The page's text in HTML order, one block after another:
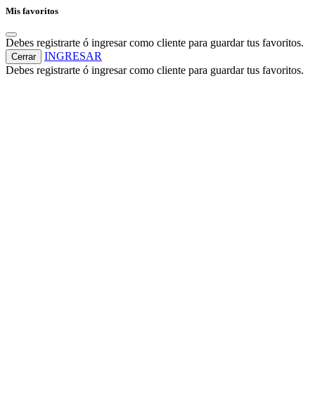
Mis favoritos
Debes registrarte ó ingresar como cliente para guardar tus favoritos.
Cerrar
INGRESAR
Debes registrarte ó ingresar como cliente para guardar tus favoritos.